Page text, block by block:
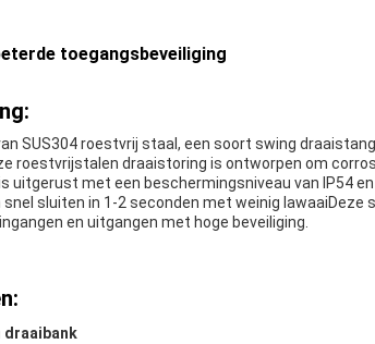
toegangsbeveiliging
SUS304 roestvrij staal, een soort swing
roestvrijstalen draaistoring is ontworpen om
uitgerust met een beschermingsniveau van IP54
sluiten in 1-2 seconden met weinig lawaaiDeze
en uitgangen met hoge beveiliging.
draaibank